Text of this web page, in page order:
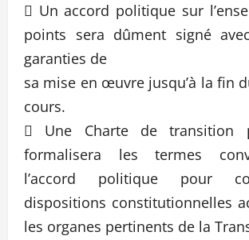
 Un accord politique sur
points sera dûment signé
garanties de
sa mise en œuvre jusqu’à la fin
cours.
 Une Charte de transition
formalisera les termes
l’accord politique pour
dispositions constitutionnelles
les organes pertinents de la